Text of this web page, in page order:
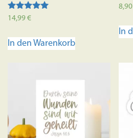
Bewertet mit
14,99€
In den Warenkorb
In